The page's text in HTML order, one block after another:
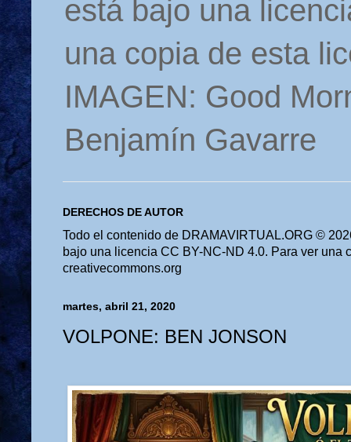
está bajo una
una copia de esta
IMAGEN: Good
Benjamín Gavarre
DERECHOS DE AUTOR
Todo el contenido de DRAMAVIRTUAL.ORG ©
bajo una licencia CC BY-NC-ND 4.0. Para ver una
creativecommons.org
martes, abril 21, 2020
VOLPONE: BEN JONSON